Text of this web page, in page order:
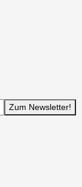
Zum Newsletter!